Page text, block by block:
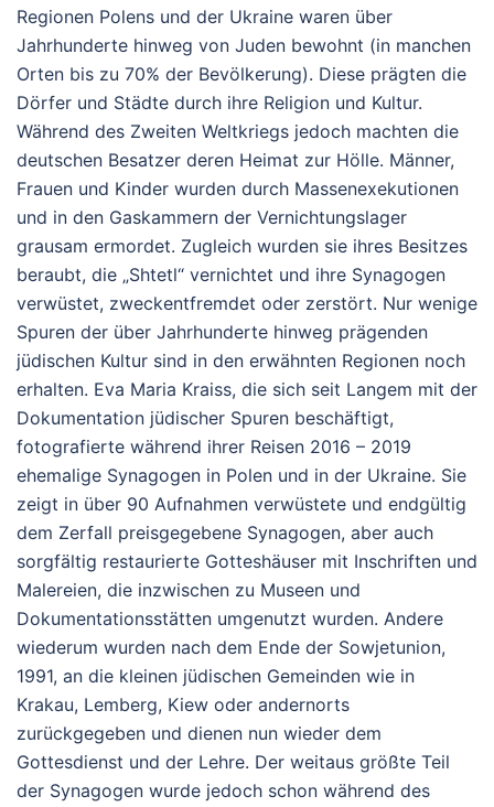
Regionen Polens und der Ukraine waren über
Jahrhunderte hinweg von Juden bewohnt (in manchen
Orten bis zu 70% der Bevölkerung). Diese prägten die
Dörfer und Städte durch ihre Religion und Kultur.
Während des Zweiten Weltkriegs jedoch machten die
deutschen Besatzer deren Heimat zur Hölle. Männer,
Frauen und Kinder wurden durch Massenexekutionen
und in den Gaskammern der Vernichtungslager
grausam ermordet. Zugleich wurden sie ihres Besitzes
beraubt, die „Shtetl“ vernichtet und ihre Synagogen
verwüstet, zweckentfremdet oder zerstört. Nur wenige
Spuren der über Jahrhunderte hinweg prägenden
jüdischen Kultur sind in den erwähnten Regionen noch
erhalten. Eva Maria Kraiss, die sich seit Langem mit der
Dokumentation jüdischer Spuren beschäftigt,
fotografierte während ihrer Reisen 2016 – 2019
ehemalige Synagogen in Polen und in der Ukraine. Sie
zeigt in über 90 Aufnahmen verwüstete und endgültig
dem Zerfall preisgegebene Synagogen, aber auch
sorgfältig restaurierte Gotteshäuser mit Inschriften und
Malereien, die inzwischen zu Museen und
Dokumentationsstätten umgenutzt wurden. Andere
wiederum wurden nach dem Ende der Sowjetunion,
1991, an die kleinen jüdischen Gemeinden wie in
Krakau, Lemberg, Kiew oder andernorts
zurückgegeben und dienen nun wieder dem
Gottesdienst und der Lehre. Der weitaus größte Teil
der Synagogen wurde jedoch schon während des